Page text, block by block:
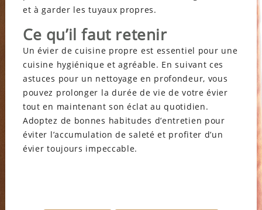
et à garder les tuyaux propres.
Ce qu’il faut retenir
Un évier de cuisine propre est essentiel pour une
cuisine hygiénique et agréable. En suivant ces
astuces pour un nettoyage en profondeur, vous
pouvez prolonger la durée de vie de votre évier
tout en maintenant son éclat au quotidien.
Adoptez de bonnes habitudes d’entretien pour
éviter l’accumulation de saleté et profiter d’un
évier toujours impeccable.